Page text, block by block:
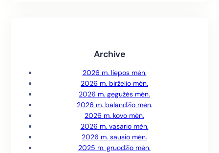
Archive
2026 m. liepos mėn.
2026 m. birželio mėn.
2026 m. gegužės mėn.
2026 m. balandžio mėn.
2026 m. kovo mėn.
2026 m. vasario mėn.
2026 m. sausio mėn.
2025 m. gruodžio mėn.